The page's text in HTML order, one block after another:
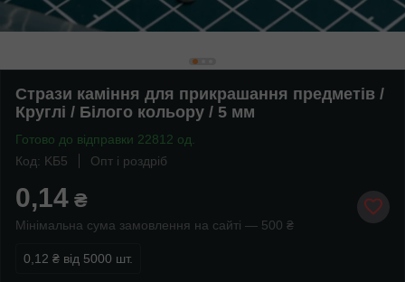
Стрази каміння для прикрашання предметів /
Круглі / Білого кольору / 5 мм
Готово до відправки 22812 од.
Код: KБ5
Опт і роздріб
0,14 ₴
Мінімальна сума замовлення на сайті — 500 ₴
0,12 ₴ від 5000 шт.